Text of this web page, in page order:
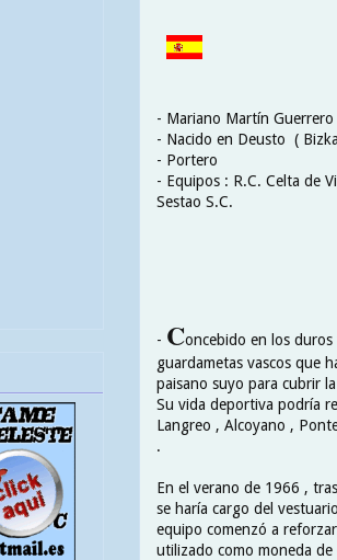
- Mariano Martín Guerrero
- Nacido en Deusto (
- Portero
- Equipos : R.C. Celta de
Sestao S.C.
- Concebido en los
guardametas vascos que
paisano suyo para cubrir
Su vida deportiva podría
Langreo , Alcoyano ,
.
En el verano de 1966 ,
se haría cargo del
equipo comenzó a
utilizado como moneda